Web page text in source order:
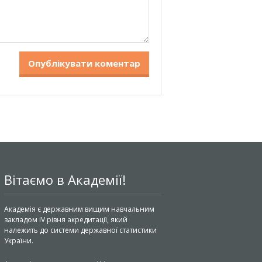
Вітаємо в Академії!
Академія є державним вищим навчальним
закладом IV рівня акредитації, який
належить до системи державної статистики
України.